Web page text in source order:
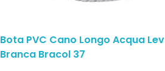
Bota PVC Cano Longo Acqua Lev
Branca Bracol 37